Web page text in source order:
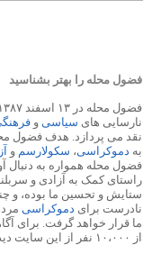
فضول محله را بهتر بشناسید
نارسایی های سیاسی و
نقد می پردازد. هدف فضول
به دموکراسی، سکولارسم و
فضول محله همواره به دنبال
راستای کمک به آزادی و
ستایش و تحسین ما بوده، و
نادرست برای دموکراسی
ما قرار خواهد گرفت. برای
از ۱۰،۰۰۰ نفر از این سایت دیدن می کنند.